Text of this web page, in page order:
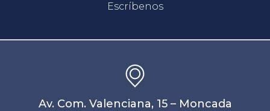
Escríbenos
Av. Com. Valenciana, 15 – Moncada